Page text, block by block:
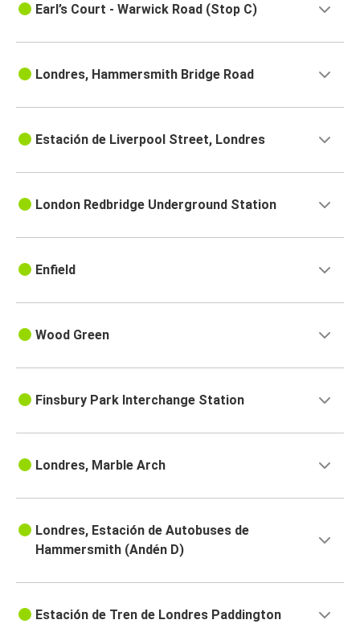
Earl’s Court - Warwick Road (Stop C)
Londres, Hammersmith Bridge Road
Estación de Liverpool Street, Londres
London Redbridge Underground Station
Enfield
Wood Green
Finsbury Park Interchange Station
Londres, Marble Arch
Londres, Estación de Autobuses de
Hammersmith (Andén D)
Estación de Tren de Londres Paddington